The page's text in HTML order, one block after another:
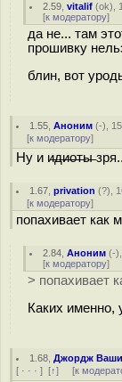
2.59 ,vitalif (ok),
[к модератору]
да не... там
прошивку
блин, вот
1.55 ,Аноним (-),
[к модератору]
Ну и и̶д̶и̶о̶т̶ы̶
1.67 ,privation (?),
[к модератору]
попахивает как
2.84 ,Аноним (-
[к модератору]
> попахивает
Каких именно,
1.68 ,Джордж
[ · · · ] [↑] [к